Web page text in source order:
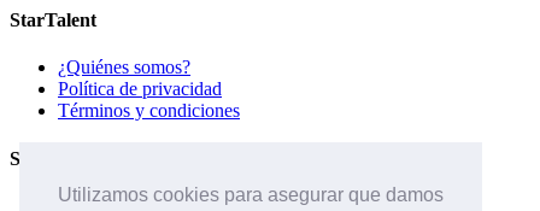
Utilizamos cookies para asegurar que damos
StarTalent
¿Quiénes somos?
Política de privacidad
Términos y condiciones
Servicios
Páginas de carreras